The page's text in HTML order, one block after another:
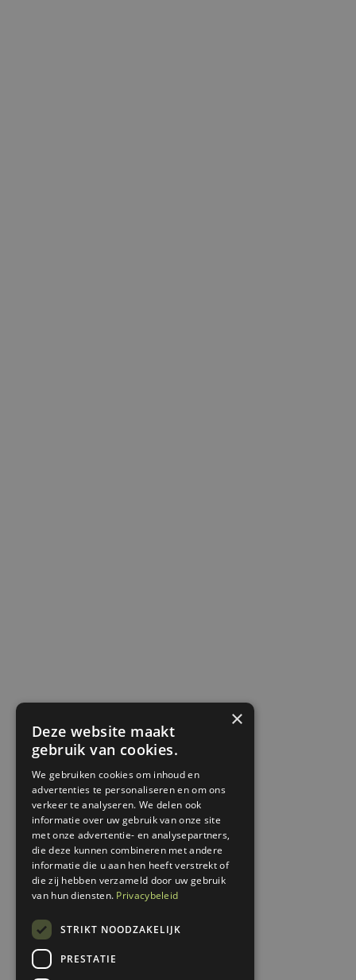
×
Deze website maakt
gebruik van cookies.
We gebruiken cookies om inhoud en
advertenties te personaliseren en om ons
verkeer te analyseren. We delen ook
informatie over uw gebruik van onze site
met onze advertentie- en analysepartners,
die deze kunnen combineren met andere
informatie die u aan hen heeft verstrekt of
die zij hebben verzameld door uw gebruik
van hun diensten. Privacybeleid
STRIKT NOODZAKELIJK
PRESTATIE